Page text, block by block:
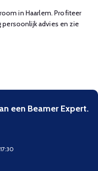
in Haarlem. Profiteer
persoonlijk advies en zie
een Beamer Expert.